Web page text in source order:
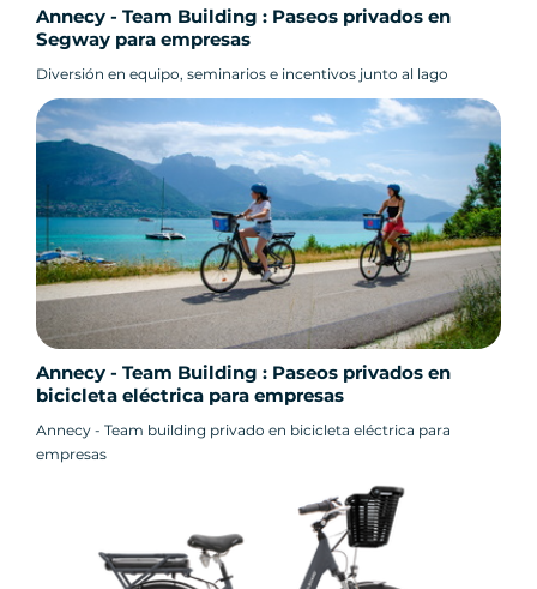
Annecy - Team Building : Paseos privados en
Segway para empresas
Diversión en equipo, seminarios e incentivos junto al lago
Annecy - Team Building : Paseos privados en
bicicleta eléctrica para empresas
Annecy - Team building privado en bicicleta eléctrica para
empresas